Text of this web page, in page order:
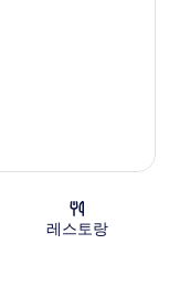
레스토랑